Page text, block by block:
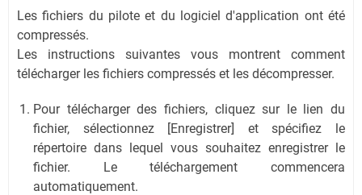
Les fichiers du pilote et du logiciel d'application ont été
compressés.
Les instructions suivantes vous montrent comment
télécharger les fichiers compressés et les décompresser.
Pour télécharger des fichiers, cliquez sur le lien du
fichier, sélectionnez [Enregistrer] et spécifiez le
répertoire dans lequel vous souhaitez enregistrer le
fichier. Le téléchargement commencera
automatiquement.